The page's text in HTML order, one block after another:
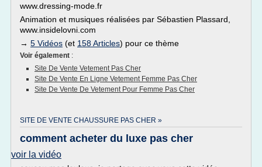
www.dressing-mode.fr
Animation et musiques réalisées par Sébastien Plassard,
www.insidelovni.com
→ 5 Vidéos (et 158 Articles) pour ce thème
Voir également :
Site De Vente Vetement Pas Cher
Site De Vente En Ligne Vetement Femme Pas Cher
Site De Vente De Vetement Pour Femme Pas Cher
SITE DE VENTE CHAUSSURE PAS CHER »
comment acheter du luxe pas cher
voir la vidéo